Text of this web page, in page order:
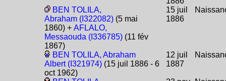
BEN TOLILA,
Abraham (I322082) (5 mai
1860) +AFLALO,
Messaouda (I336785) (11 fév
1867)
15 juil
1886
BEN TOLILA, Abraham
Albert (I321974) (15 juil 1886 - 6
oct 1962)
12 juil
1887